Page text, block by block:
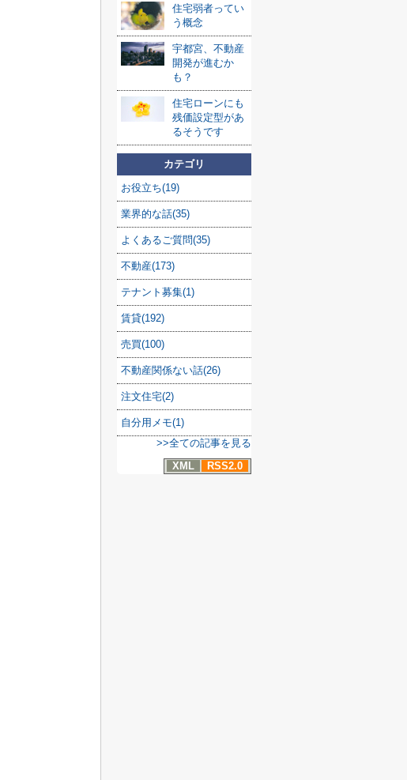
住宅弱者ってい
う概念
宇都宮、不動産
開発が進むか
も？
住宅ローンにも
残価設定型があ
るそうです
カテゴリ
お役立ち(19)
業界的な話(35)
よくあるご質問(35)
不動産(173)
テナント募集(1)
賃貸(192)
売買(100)
不動産関係ない話(26)
注文住宅(2)
自分用メモ(1)
>>全ての記事を見る
XML
RSS2.0